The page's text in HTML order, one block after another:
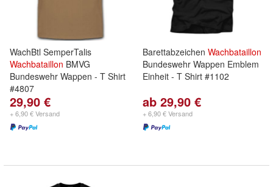
WachBtl SemperTalis
Wachbataillon BMVG
Bundeswehr Wappen - T Shirt
#4807
29,90 €
+ 6,90 € Versand
Barettabzeichen Wachbataillon
Bundeswehr Wappen Emblem
Einheit - T Shirt #1102
ab 29,90 €
+ 6,90 € Versand